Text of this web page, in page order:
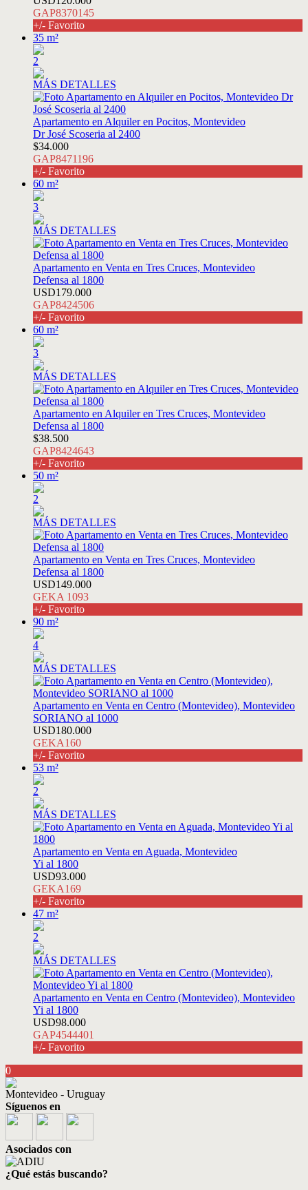
GAP8370145
+/- Favorito
35 m²
2
MÁS DETALLES
Apartamento en Alquiler en Pocitos, Montevideo
Dr José Scoseria al 2400
$34.000
GAP8471196
+/- Favorito
60 m²
3
MÁS DETALLES
Apartamento en Venta en Tres Cruces, Montevideo
Defensa al 1800
USD179.000
GAP8424506
+/- Favorito
60 m²
3
MÁS DETALLES
Apartamento en Alquiler en Tres Cruces, Montevideo
Defensa al 1800
$38.500
GAP8424643
+/- Favorito
50 m²
2
MÁS DETALLES
Apartamento en Venta en Tres Cruces, Montevideo
Defensa al 1800
USD149.000
GEKA 1093
+/- Favorito
90 m²
4
MÁS DETALLES
Apartamento en Venta en Centro (Montevideo), Montevideo
SORIANO al 1000
USD180.000
GEKA160
+/- Favorito
53 m²
2
MÁS DETALLES
Apartamento en Venta en Aguada, Montevideo
Yi al 1800
USD93.000
GEKA169
+/- Favorito
47 m²
2
MÁS DETALLES
Apartamento en Venta en Centro (Montevideo), Montevideo
Yi al 1800
USD98.000
GAP4544401
+/- Favorito
0
Montevideo - Uruguay
Síguenos en
Asociados con
¿Qué estás buscando?